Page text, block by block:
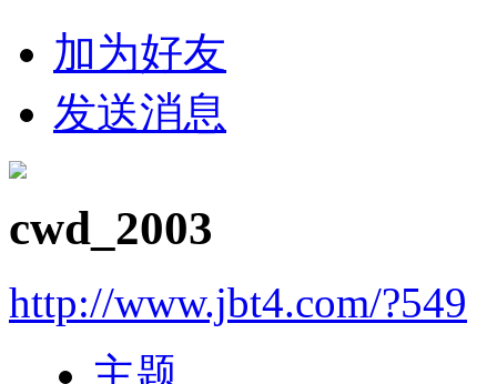
加为好友
发送消息
cwd_2003
http://www.jbt4.com/?549
主题